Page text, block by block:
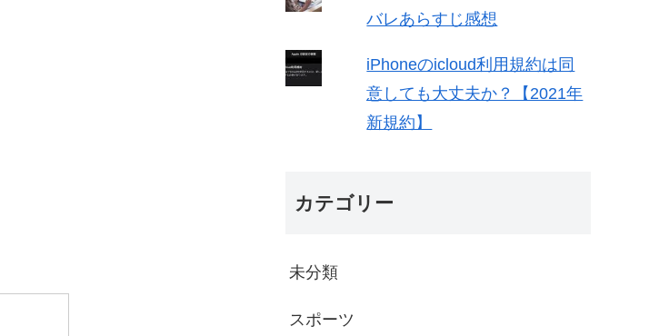
バレあらすじ感想
iPhoneのicloud利用規約は同
意しても大丈夫か？【2021年
新規約】
カテゴリー
未分類
スポーツ